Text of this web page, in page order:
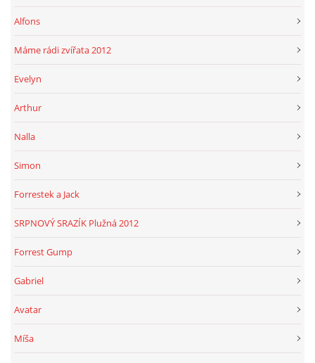
Alfons
Máme rádi zvířata 2012
Evelyn
Arthur
Nalla
Simon
Forrestek a Jack
SRPNOVÝ SRAZÍK Plužná 2012
Forrest Gump
Gabriel
Avatar
Míša